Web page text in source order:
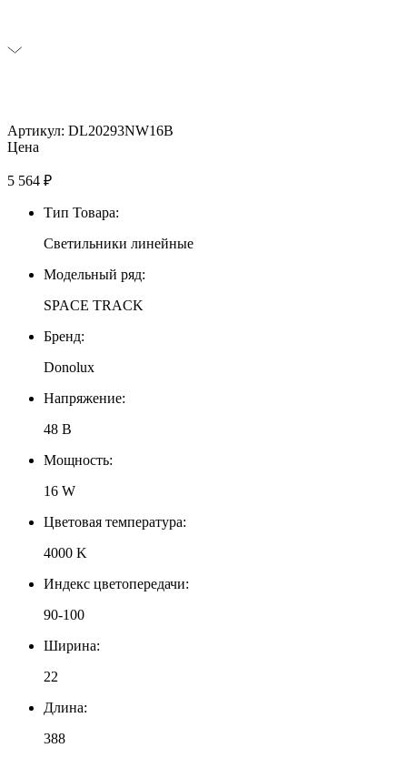
Артикул: DL20293NW16B
Цена
5 564 ₽
Тип Товара:
Светильники линейные
Модельный ряд:
SPACE TRACK
Бренд:
Donolux
Напряжение:
48 В
Мощность:
16 W
Цветовая температура:
4000 K
Индекс цветопередачи:
90-100
Ширина:
22
Длина:
388